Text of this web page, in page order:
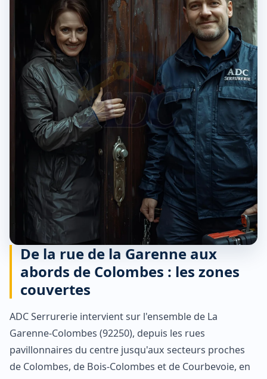
De la rue de la Garenne aux
abords de Colombes : les zones
couvertes
ADC Serrurerie intervient sur l'ensemble de La
Garenne-Colombes (92250), depuis les rues
pavillonnaires du centre jusqu'aux secteurs proches
de Colombes, de Bois-Colombes et de Courbevoie, en